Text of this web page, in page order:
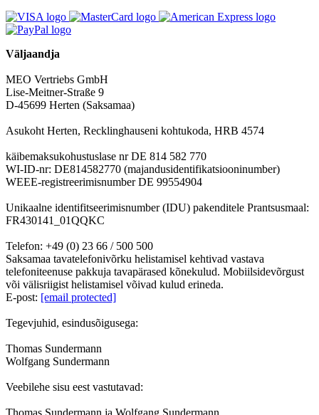
Väljaandja
MEO Vertriebs GmbH
Lise-Meitner-Straße 9
D-45699 Herten (Saksamaa)
Asukoht Herten, Recklinghauseni kohtukoda, HRB 4574
käibemaksukohustuslase nr DE 814 582 770
WI-ID-nr: DE814582770 (majandusidentifikatsiooninumber)
WEEE-registreerimisnumber DE 99554904
Unikaalne identifitseerimisnumber (IDU) pakenditele Prantsusmaal:
FR430141_01QQKC
Telefon: +49 (0) 23 66 / 500 500
Saksamaa tavatelefonivõrku helistamisel kehtivad vastava
telefoniteenuse pakkuja tavapärased kõnekulud. Mobiilsidevõrgust
või välisriigist helistamisel võivad kulud erineda.
E-post: [email protected]
Tegevjuhid, esindusõigusega:
Thomas Sundermann
Wolfgang Sundermann
Veebilehe sisu eest vastutavad: